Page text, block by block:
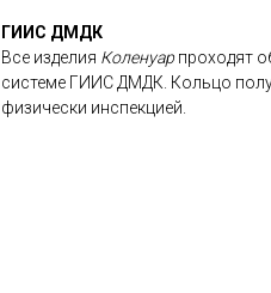
ГИИС ДМДК
Все изделия Коленуарпроходят
системе ГИИС ДМДК. Кольцо
физически инспекцией.